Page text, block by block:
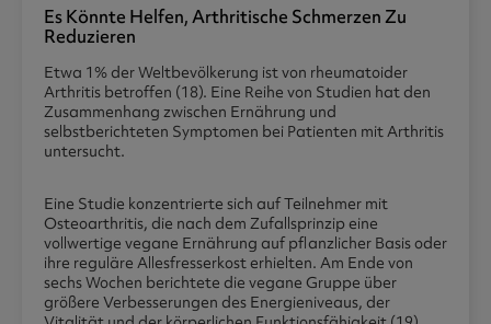
Es Könnte Helfen, Arthritische Schmerzen Zu
Reduzieren
Etwa 1% der Weltbevölkerung ist von rheumatoider
Arthritis betroffen (18). Eine Reihe von Studien hat den
Zusammenhang zwischen Ernährung und
selbstberichteten Symptomen bei Patienten mit Arthritis
untersucht.
Eine Studie konzentrierte sich auf Teilnehmer mit
Osteoarthritis, die nach dem Zufallsprinzip eine
vollwertige vegane Ernährung auf pflanzlicher Basis oder
ihre reguläre Allesfresserkost erhielten. Am Ende von
sechs Wochen berichtete die vegane Gruppe über
größere Verbesserungen des Energieniveaus, der